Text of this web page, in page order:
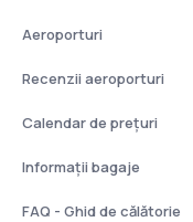
Aeroporturi
Recenzii aeroporturi
Calendar de prețuri
Informații bagaje
FAQ - Ghid de călătorie